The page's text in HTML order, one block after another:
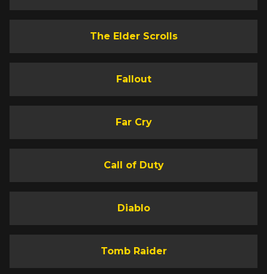
The Elder Scrolls
Fallout
Far Cry
Call of Duty
Diablo
Tomb Raider